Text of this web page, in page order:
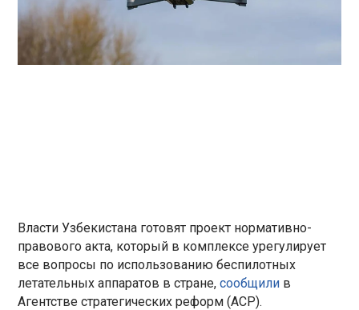
Власти Узбекистана готовят проект нормативно-
правового акта, который в комплексе урегулирует
все вопросы по использованию беспилотных
летательных аппаратов в стране,сообщили в
Агентстве стратегических реформ (АСР).